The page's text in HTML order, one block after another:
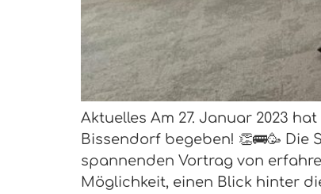
Aktuelles Am 27. Januar 2023
Bissendorf begeben! 👏🚌🥳
spannenden Vortrag von
Möglichkeit, einen Blick hinter